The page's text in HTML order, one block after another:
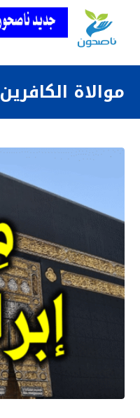
موالاة الكافرين